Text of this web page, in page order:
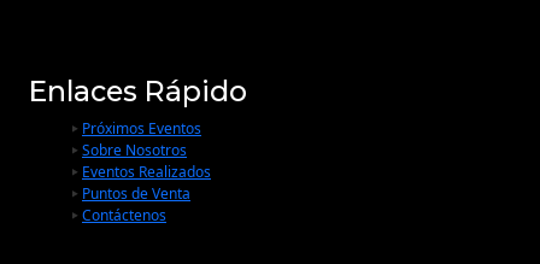
Enlaces Rápido
Próximos Eventos
Sobre Nosotros
Eventos Realizados
Puntos de Venta
Contáctenos